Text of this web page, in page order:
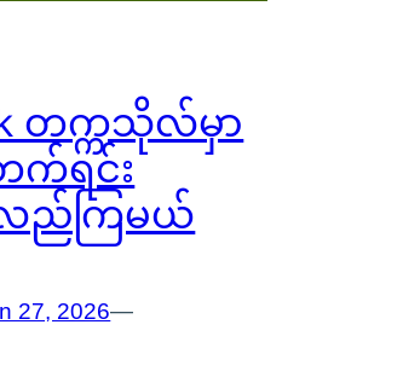
တက္ကသိုလ်မှာ
က်ရင်း
ည်ကြမယ်
27, 2026—